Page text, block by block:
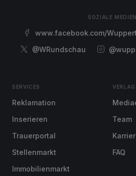
SOZIALE MEDIEN
www.facebook.com/
@WRundschau
SERVICES
Reklamation
Inserieren
Trauerportal
Stellenmarkt
Immobilienmarkt
VERLAG
Team
FAQ